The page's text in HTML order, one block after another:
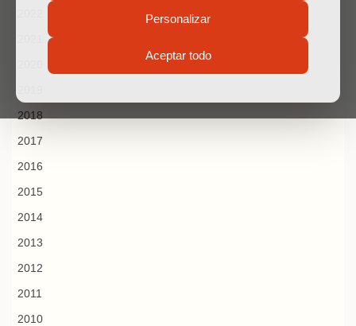
Personalizar
Aceptar todo
2018
2017
2016
2015
2014
2013
2012
2011
2010